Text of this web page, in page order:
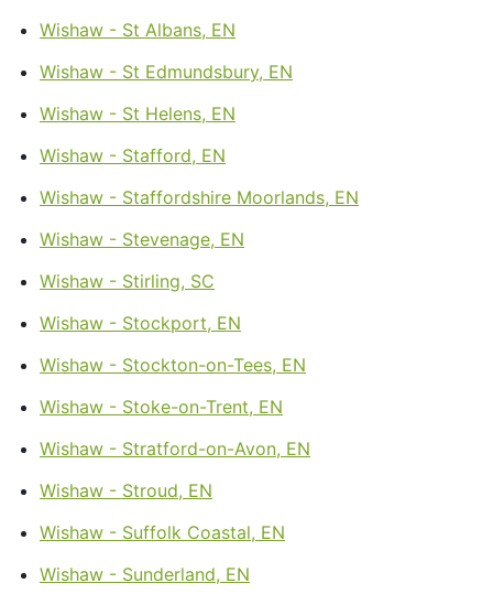
Wishaw - St Albans, EN
Wishaw - St Edmundsbury, EN
Wishaw - St Helens, EN
Wishaw - Stafford, EN
Wishaw - Staffordshire Moorlands, EN
Wishaw - Stevenage, EN
Wishaw - Stirling, SC
Wishaw - Stockport, EN
Wishaw - Stockton-on-Tees, EN
Wishaw - Stoke-on-Trent, EN
Wishaw - Stratford-on-Avon, EN
Wishaw - Stroud, EN
Wishaw - Suffolk Coastal, EN
Wishaw - Sunderland, EN